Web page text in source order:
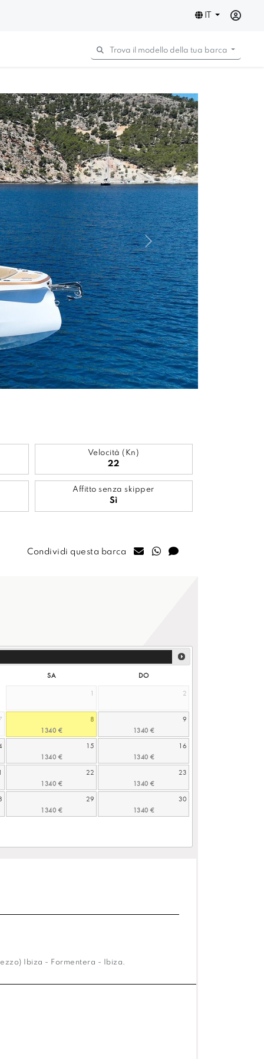
IT
Trova il modello della tua barca
Next
Velocità (Kn)
22
Affitto senza skipper
Sì
Condividi questa barca
SA
DO
1
2
8 9
15 16
22 23
29 30
Ibiza - Formentera - Ibiza.